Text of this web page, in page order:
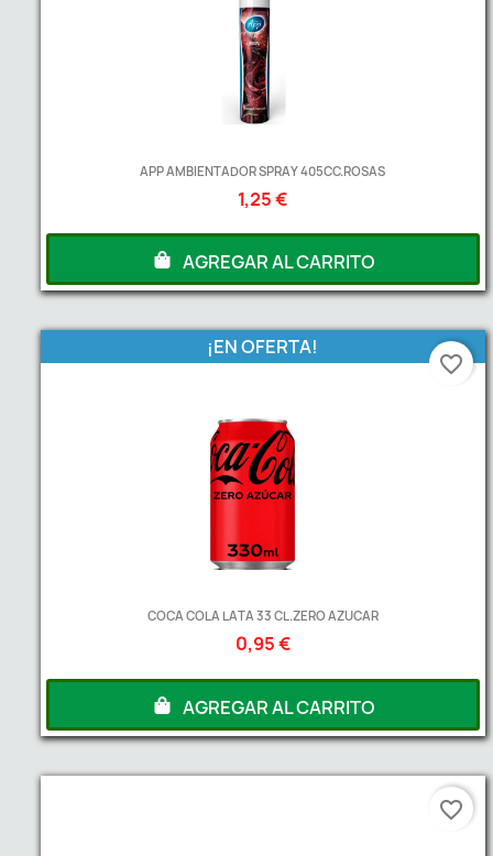
APP AMBIENTADOR SPRAY 405CC.ROSAS
1,25 €
AGREGAR AL CARRITO
COCA COLA LATA 33 CL.ZERO AZUCAR
0,95 €
¡EN OFERTA!
AGREGAR AL CARRITO
favorite_border
favorite_border